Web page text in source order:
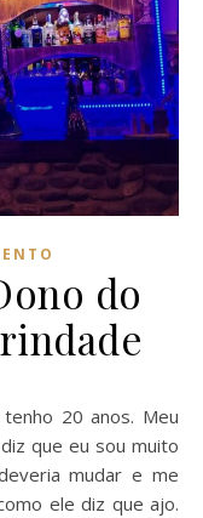
do
que eu sou muito
mudar e me
ele diz que ajo.